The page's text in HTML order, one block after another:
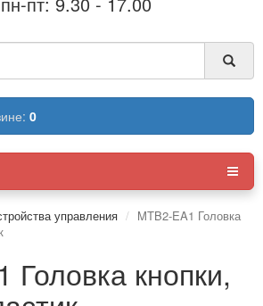
0
управления
MTB2-EA1 Головка
Головка кнопки,